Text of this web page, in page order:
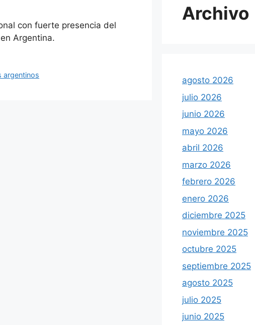
con fuerte presencia del
Argentina.
argentinos
Archivo
agosto 2026
julio 2026
junio 2026
mayo 2026
abril 2026
marzo 2026
febrero 2026
enero 2026
diciembre 2025
noviembre 2025
octubre 2025
septiembre 2025
agosto 2025
julio 2025
junio 2025